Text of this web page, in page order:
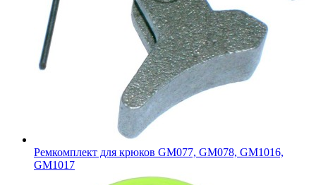
Ремкомплект для крюков GM077, GM078, GM1016,
GM1017